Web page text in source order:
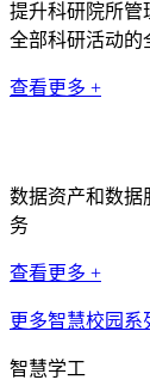
提升科研院所管
全部科研活动的
查看更多 +
数据资产和数据
务
查看更多 +
更多智慧校园系
智慧学工